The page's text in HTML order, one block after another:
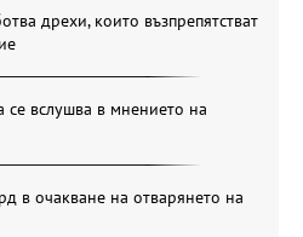
дрехи, които възпрепятстват
вслушва в мнението на
в очакване на отварянето на